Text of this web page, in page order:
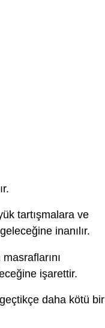
tartışmalara ve
inanılır.
işarettir.
daha kötü bir